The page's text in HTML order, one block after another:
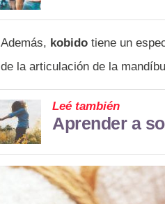
Además, kobido tiene un
de la articulación de la
Leé también
Aprender a